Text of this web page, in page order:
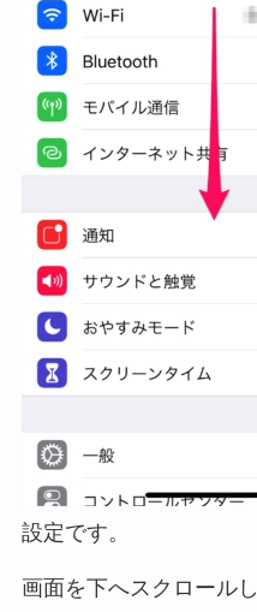
設定です。
画面を下へスクロールし